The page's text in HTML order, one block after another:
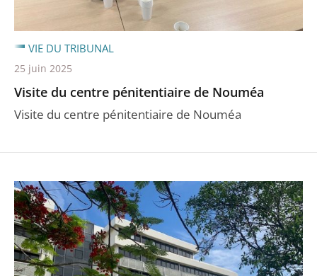
Visite du centre pénitentiaire de Nouméa
Visite du centre pénitentiaire de Nouméa
VIE DU TRIBUNAL
25 juin 2025